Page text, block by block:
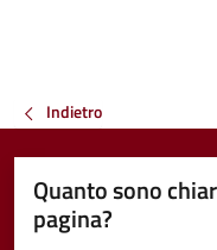
Indietro
Quanto sono
pagina?